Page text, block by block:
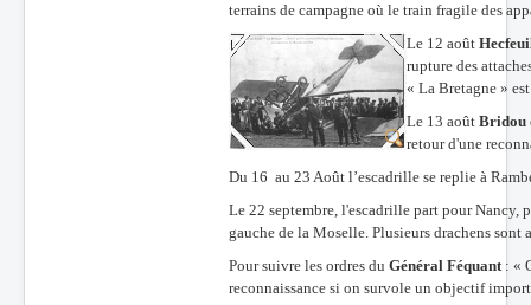
terrains de campagne où le train fragile des
Le 12 août
rupture des
« La Bretagne »
Le 13 août Bridou
retour d'une
Du 16 au 23 Août l’escadrille se replie à
Le 22 septembre, l'escadrille part pour
gauche de la Moselle. Plusieurs drachens sont
Pour suivre les ordres du Général Féquant: «
reconnaissance si on survole un objectif